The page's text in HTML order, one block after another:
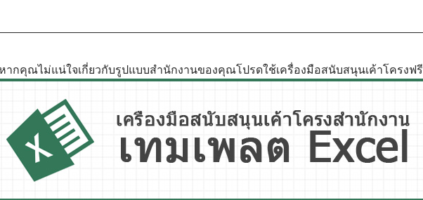
ากคุณไม่แน่ใจเกี่ยวกับรูปแบบสำนักงานของคุณโปรดใช้เครื่องมือสนับสนุนเค้าโครงฟรี